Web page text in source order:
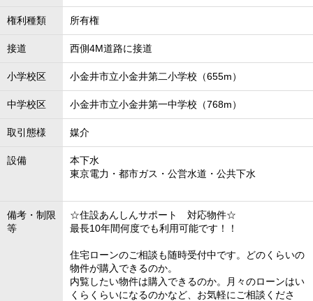
権利種類 所有権
接道 西側4M道路に接道
小学校区 小金井市立小金井第二小学校（655m）
中学校区 小金井市立小金井第一中学校（768m）
取引態様 媒介
設備
本下水
東京電力・都市ガス・公営水道・公共下水
備考・制限
等
☆住設あんしんサポート 対応物件☆
最長10年間何度でも利用可能です！！
住宅ローンのご相談も随時受付中です。どのくらいの
物件が購入できるのか。
内覧したい物件は購入できるのか。月々のローンはい
くらくらいになるのかなど、お気軽にご相談くださ